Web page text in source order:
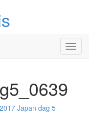
2017 Japan dag 5